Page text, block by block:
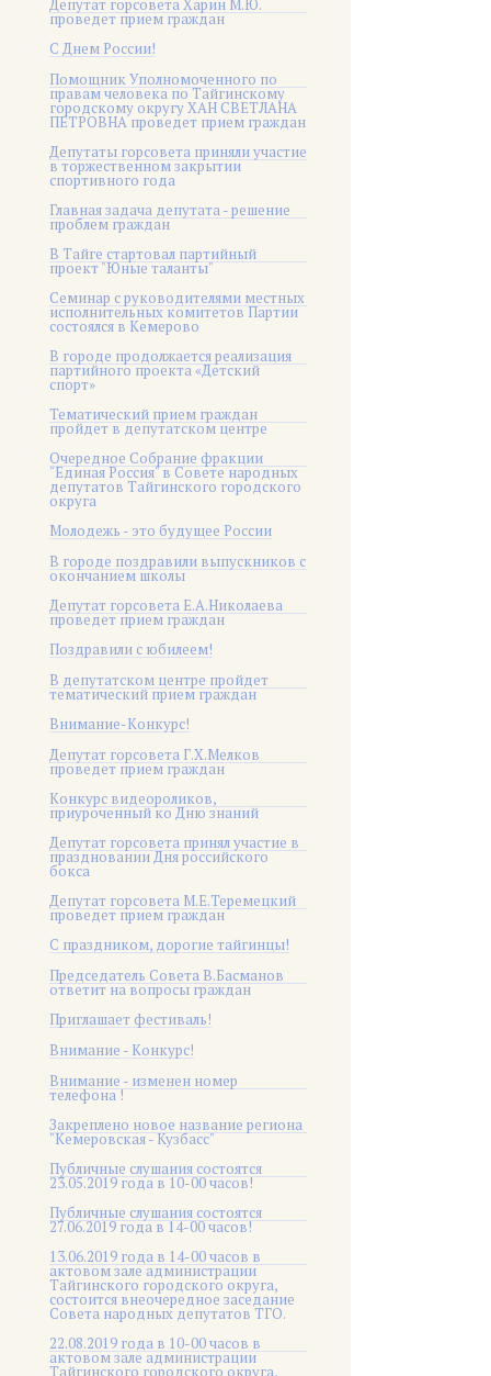
Депутат горсовета Харин М.Ю.
проведет прием граждан
С Днем России!
Помощник Уполномоченного по
правам человека по Тайгинскому
городскому округу ХАН СВЕТЛАНА
ПЕТРОВНА проведет прием граждан
Депутаты горсовета приняли участие
в торжественном закрытии
спортивного года
Главная задача депутата - решение
проблем граждан
В Тайге стартовал партийный
проект "Юные таланты"
Семинар с руководителями местных
исполнительных комитетов Партии
состоялся в Кемерово
В городе продолжается реализация
партийного проекта «Детский
спорт»
Тематический прием граждан
пройдет в депутатском центре
Очередное Собрание фракции
"Единая Россия" в Совете народных
депутатов Тайгинского городского
округа
Молодежь - это будущее России
В городе поздравили выпускников с
окончанием школы
Депутат горсовета Е.А.Николаева
проведет прием граждан
Поздравили с юбилеем!
В депутатском центре пройдет
тематический прием граждан
Внимание-Конкурс!
Депутат горсовета Г.Х.Мелков
проведет прием граждан
Конкурс видеороликов,
приуроченный ко Дню знаний
Депутат горсовета принял участие в
праздновании Дня российского
бокса
Депутат горсовета М.Е.Теремецкий
проведет прием граждан
С праздником, дорогие тайгинцы!
Председатель Совета В.Басманов
ответит на вопросы граждан
Приглашает фестиваль!
Внимание - Конкурс!
Внимание - изменен номер
телефона !
Закреплено новое название региона
"Кемеровская - Кузбасс"
Публичные слушания состоятся
23.05.2019 года в 10-00 часов!
Публичные слушания состоятся
27.06.2019 года в 14-00 часов!
13.06.2019 года в 14-00 часов в
актовом зале администрации
Тайгинского городского округа,
состоится внеочередное заседание
Совета народных депутатов ТГО.
22.08.2019 года в 10-00 часов в
актовом зале администрации
Тайгинского городского округа,